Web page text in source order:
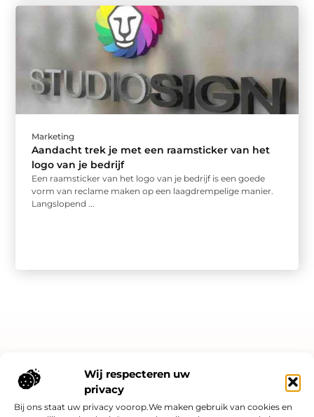
Wij respecteren uw
privacy
Bij ons staat uw privacy voorop.We maken gebruik van cookies en
Marketing
Aandacht trek je met een raamsticker van het
logo van je bedrijf
Een raamsticker van het logo van je bedrijf is een goede
vorm van reclame maken op een laagdrempelige manier.
Langslopend ...